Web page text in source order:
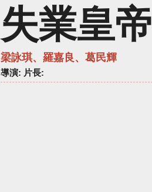
失業皇帝
梁詠琪、羅嘉良、葛民輝
導演: 片長: